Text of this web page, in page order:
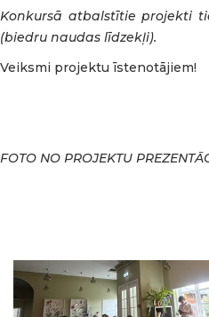
Konkursā atbalstītie projekti
(biedru naudas līdzekļi).
Veiksmi projektu īstenotājiem!
FOTO NO PROJEKTU